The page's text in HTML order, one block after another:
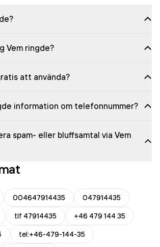
Vem ringde?
att använda?
information om telefonnummer?
spam- eller bluffsamtal via Vem
004647914435
047914435
tlf 47914435
+46 479 144 35
tel:+46-479-144-35